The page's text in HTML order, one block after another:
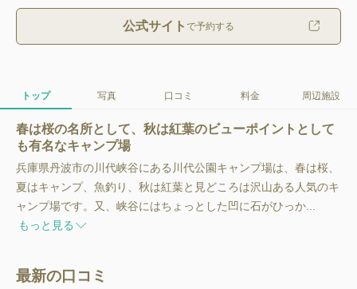
公式サイト で予約する
トップ 写真 口コミ 料金 周辺施設
春は桜の名所として、秋は紅葉のビューポイントとして
も有名なキャンプ場
兵庫県丹波市の川代峡谷にある川代公園キャンプ場は、春は桜、
夏はキャンプ、魚釣り、秋は紅葉と見どころは沢山ある人気のキ
ャンプ場です。又、峡谷にはちょっとした凹に石がひっか...
もっと見る
最新の口コミ